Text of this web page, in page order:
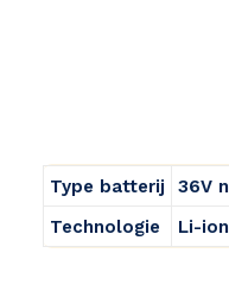
Type batterij
36V
Technologie
Li-ion